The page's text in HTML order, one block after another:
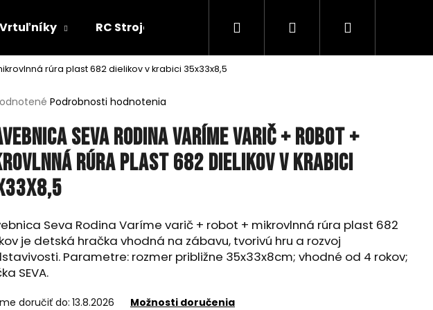
Vrtuľníky RC Stroje RC Tanky Lode RC Roboty
Hľadať PrihlásenieNákupný
rúra plast 682 dielikov v krabici 35x33x8,5
Podrobnosti hodnotenia
Seva Rodina Varíme varič + robot +
rúra plast 682 dielikov v krabici
Seva Rodina Varíme varič + robot + mikrovlnná rúra plast 682
je detská hračka vhodná na zábavu, tvorivú hru a rozvoj
Parametre: rozmer približne 35x33x8cm; vhodné od 4 rokov;
SEVA.
doručiť do:13.8.2026 Možnosti doručenia
HĽADAŤ